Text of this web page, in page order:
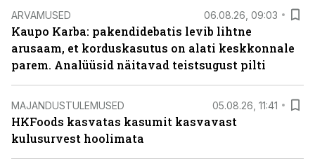
ARVAMUSED 06.08.26, 09:03
Kaupo Karba: pakendidebatis levib lihtne
arusaam, et korduskasutus on alati keskkonnale
parem. Analüüsid näitavad teistsugust pilti
MAJANDUSTULEMUSED 05.08.26, 11:41
HKFoods kasvatas kasumit kasvavast
kulusurvest hoolimata